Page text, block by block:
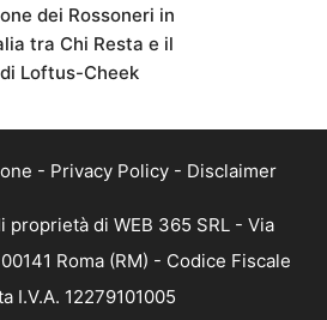
dei Rossoneri in
tra Chi Resta e il
Loftus-Cheek
- Privacy Policy - Disclaimer
proprietà di WEB 365 SRL - Via
Roma (RM) - Codice Fiscale
I.V.A. 12279101005